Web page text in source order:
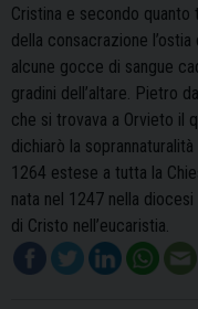
Cristina e secondo
della consacrazione
alcune gocce di sangue
gradini dell’altare. Pietro
che si trovava a Orvieto il
dichiarò la
1264 estese a tutta la
nata nel 1247 nella
di Cristo nell’eucaristia.